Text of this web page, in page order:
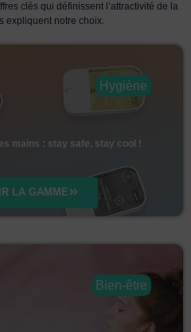
clés qui définissent l’attractivité de la
expliquent notre choix.
Hygiène
mains : stay safe, stay cool !
LA GAMME
Bien-être